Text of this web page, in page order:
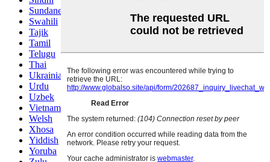
Sundanese
Swahili
Tajik
Tamil
Telugu
Thai
Ukrainian
Urdu
Uzbek
Vietnamese
Welsh
Xhosa
Yiddish
Yoruba